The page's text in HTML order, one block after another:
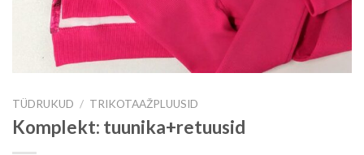
TÜDRUKUD / TRIKOTAAŽPLUUSID
Komplekt: tuunika+retuusid